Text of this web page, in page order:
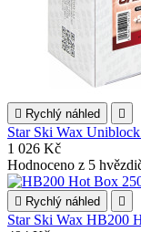
 Rychlý náhled 
Star Ski Wax
1 026 Kč
Hodnoceno z 5
 Rychlý náhled 
Star Ski Wax HB200